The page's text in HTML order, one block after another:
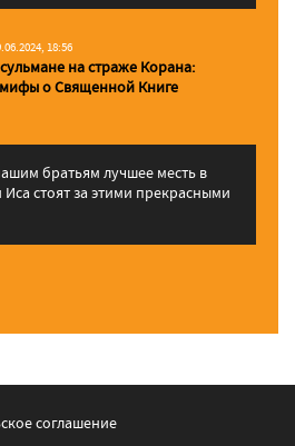
18:56
на страже Корана:
мифы о Священной Книге
братьям лучшее месть в
стоят за этими прекрасными
соглашение